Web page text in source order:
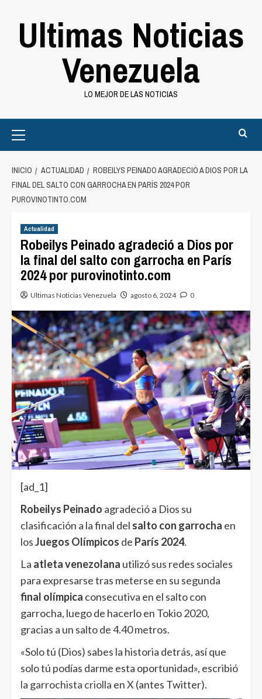
Ultimas Noticias
Venezuela
LO MEJOR DE LAS NOTICIAS
Menu
INICIO ACTUALIDAD
ROBEILYS PEINADO AGRADECIÓ A DIOS POR LA
FINAL DEL SALTO CON GARROCHA EN PARÍS 2024 POR
PUROVINOTINTO.COM
Actualidad
Robeilys Peinado agradeció a Dios por
la final del salto con garrocha en París
2024 por purovinotinto.com
Ultimas Noticias Venezuela agosto 6, 2024 0
[ad_1]
Robeilys Peinado agradeció a Dios su
clasificación a la final del salto con garrocha en
losJuegos Olímpicos de París 2024.
La atleta venezolana utilizó sus redes sociales
para expresarse tras meterse en su segunda
final olímpica consecutiva en el salto con
garrocha, luego de hacerlo en Tokio 2020,
gracias a un salto de 4.40 metros.
«Solo tú (Dios) sabes la historia detrás, así que
solo tú podías darme esta oportunidad», escribió
la garrochista criolla en X (antes Twitter).